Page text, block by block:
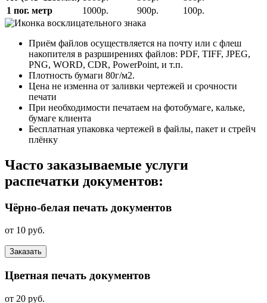
1 пог. метр
1000р. 900р. 100р.
Приём файлов осуществляется на почту или с флеш
накопителя в разрширениях файлов: PDF, TIFF, JPEG,
PNG, WORD, CDR, PowerPoint, и т.п.
Плотность бумаги 80г/м2.
Цена не изменна от заливки чертежей и срочности
печати
При необходимости печатаем на фотобумаге, кальке,
бумаге клиента
Бесплатная упаковка чертежей в файлы, пакет и стрейч
плёнку
Часто заказываемые услуги
распечатки документов:
Чёрно-белая печать документов
от 10 руб.
Заказать
Цветная печать документов
от 20 руб.